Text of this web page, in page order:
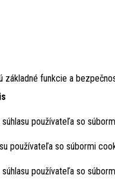
funkcie a
používateľa so
používateľa so súbormi
používateľa so